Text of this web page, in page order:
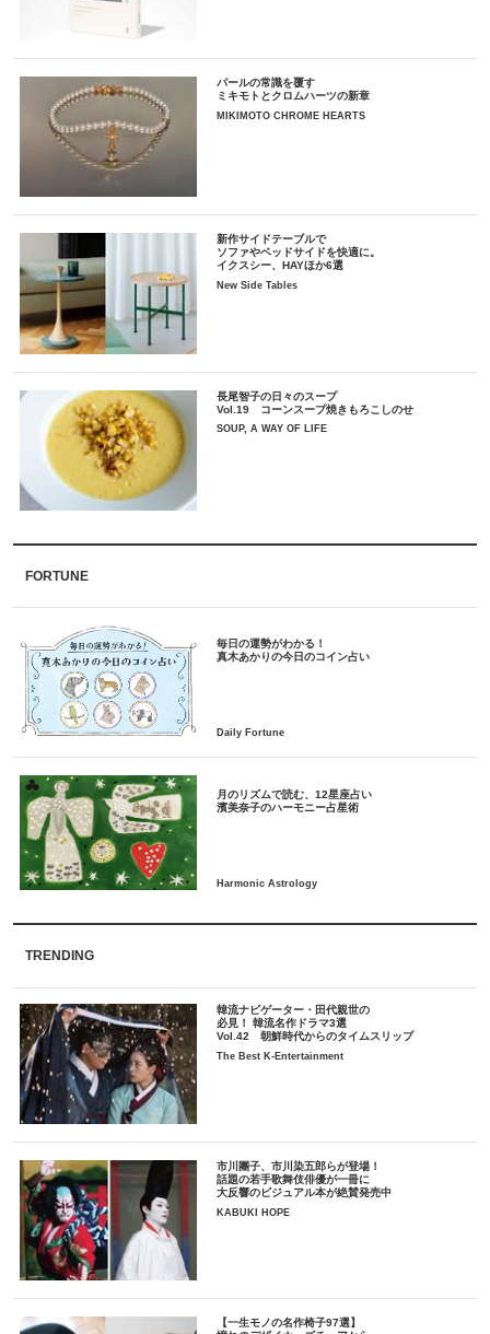
パールの常識を覆す
ミキモトとクロムハーツの新章
MIKIMOTO CHROME HEARTS
新作サイドテーブルで
ソファやベッドサイドを快適に。
イクスシー、HAYほか6選
New Side Tables
長尾智子の日々のスープ
Vol.19 コーンスープ焼きもろこしのせ
SOUP, A WAY OF LIFE
FORTUNE
毎日の運勢がわかる！
月のリズムで読む、12星座占い
TRENDING
韓流ナビゲーター・田代親世の
必見！ 韓流名作ドラマ3選
Vol.42 朝鮮時代からのタイムスリップ
The Best K-Entertainment
市川團子、市川染五郎らが登場！
話題の若手歌舞伎俳優が一冊に
大反響のビジュアル本が絶賛発売中
KABUKI HOPE
【一生モノの名作椅子97選】